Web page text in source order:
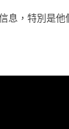
息，特別是